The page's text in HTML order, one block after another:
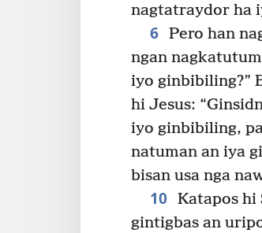
nagtatraydor ha
6 Pero han
ngan
iyo ginbibiling?”
hi Jesus:
iyo ginbibiling,
natuman an iya
bisan usa nga
10 Katapos hi
gintigbas an